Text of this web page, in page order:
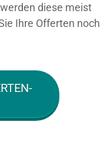
diese meist
Ihre Offerten noch